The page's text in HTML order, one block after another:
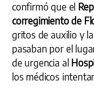
confirmó que el
corregimiento de
gritos de auxilio y
pasaban por el
de urgencia al
los médicos